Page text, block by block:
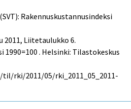
Rakennuskustannusindeksi
2011, Liitetaulukko 6.
1990=100 . Helsinki: Tilastokeskus
rki/2011/05/rki_2011_05_2011-